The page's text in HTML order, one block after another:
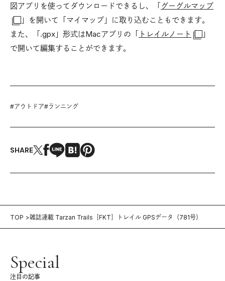
図アプリを使ってダウンロードできるし、「 グーグルマップ
」を開いて「マイマップ」に取り込むこともできます。
また、「.gpx」形式はMacアプリの「 トレイルノート
」
で開いて編集することができます。
#アウトドア#ランニング
SHARE
TOP 雑誌連載 Tarzan Trails［FKT］トレイル GPSデータ（781号）
Special
注目の記事